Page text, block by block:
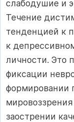
слабодушие и
Течение
тенденцией к
к
личности. Это
фиксации
формировании
заострении